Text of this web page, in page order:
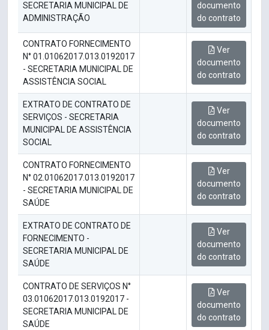
SECRETARIA MUNICIPAL DE
ADMINISTRAÇÃO
documento
do contrato
CONTRATO FORNECIMENTO
N° 01.01062017.013.0192017
- SECRETARIA MUNICIPAL DE
ASSISTÊNCIA SOCIAL
Ver
documento
do contrato
EXTRATO DE CONTRATO DE
SERVIÇOS - SECRETARIA
MUNICIPAL DE ASSISTÊNCIA
SOCIAL
Ver
documento
do contrato
CONTRATO FORNECIMENTO
N° 02.01062017.013.0192017
- SECRETARIA MUNICIPAL DE
SAÚDE
Ver
documento
do contrato
EXTRATO DE CONTRATO DE
FORNECIMENTO -
SECRETARIA MUNICIPAL DE
SAÚDE
Ver
documento
do contrato
CONTRATO DE SERVIÇOS N°
03.01062017.013.0192017 -
SECRETARIA MUNICIPAL DE
SAÚDE
Ver
documento
do contrato